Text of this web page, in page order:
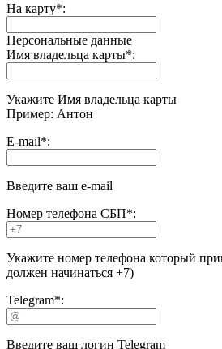
На карту*:
Персональные данные
Имя владельца карты*:
Укажите Имя владельца карты
Пример: Антон
E-mail*:
Введите ваш e-mail
Номер телефона СБП*:
Укажите номер телефона который
должен начинаться +7)
Telegram*:
Введите ваш логин Telegram